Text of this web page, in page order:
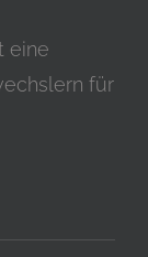
eine
für